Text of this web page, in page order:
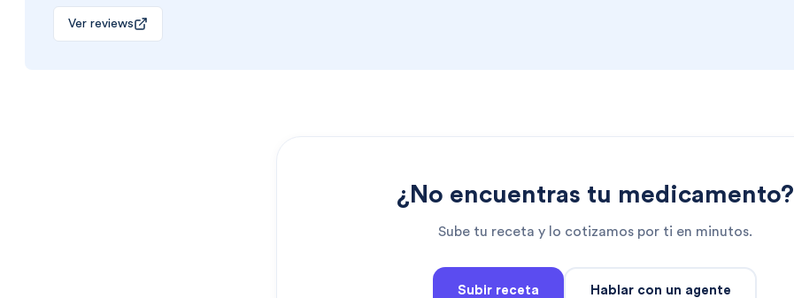
Ver reviews
¿No encuentras tu medicamento?
Sube tu receta y lo cotizamos por ti en minutos.
Subir receta Hablar con un agente